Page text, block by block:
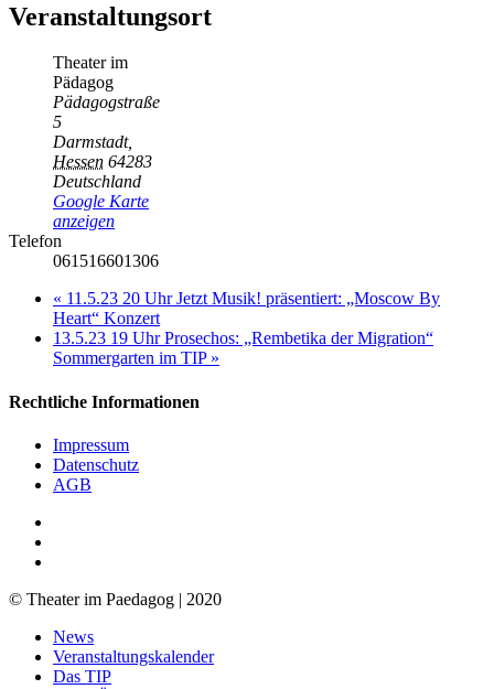
Veranstaltungsort
Theater im
Pädagog
Pädagogstraße
5
Darmstadt,
Hessen 64283
Deutschland
Google Karte
anzeigen
Telefon
061516601306
« 11.5.23 20 Uhr Jetzt Musik! präsentiert: „Moscow By
Heart“ Konzert
13.5.23 19 Uhr Prosechos: „Rembetika der Migration“
Sommergarten im TIP »
Rechtliche Informationen
Impressum
Datenschutz
AGB
© Theater im Paedagog | 2020
Close
Menu
News
Veranstaltungskalender
Das TIP